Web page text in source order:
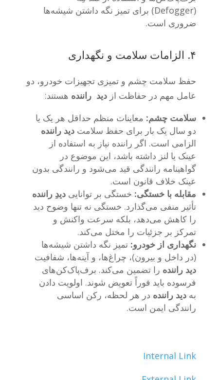
(Defogger) برای تمیز نگه داشتن شیشه‌ها
ضروری است.
۴. الزامات سلامت و نگهداری
حفظ سلامت چشم و تمیزی تجهیزات خودرو، دو
عامل مهم در حفاظت از دید راننده هستند:
سلامت چشم: معاینات منظم حداقل هر یک یا
دو سال یک بار برای حفظ سلامت دید راننده
الزامی است. اگر راننده نیاز به استفاده از
عینک یا لنز داشته باشد، این موضوع در
گواهینامه رانندگی قید می‌شود و رانندگی بدون
عینک خلاف قانون است.
مقابله با خستگی: خستگی بر توانایی دیدِ راننده
تأثیر منفی می‌گذارد. خستگی نه تنها وضوح دید
را کاهش می‌دهد، بلکه سرعت واکنش و
تمرکز بر جزئیات را مختل می‌کند.
نگهداری از خودرو: تمیز نگه داشتن شیشه‌ها
(در داخل و بیرون)، چراغ‌ها، و آینه‌ها، شفافیت
دید راننده را تضمین می‌کند. برف‌پاک‌کن‌های
فرسوده باید فوراً تعویض شوند. اولویت دادن
به دید راننده در هر لحظه، رکن اساسی
رانندگی ایمن است.
Internal Link